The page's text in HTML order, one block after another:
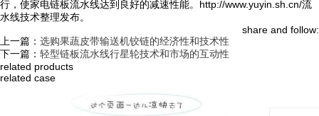
行，使家电链板流水线达到良好的减速性能。http://www.yuyin.sh.cn/流
水线技术整理发布。
share and follow:
上一篇： 选购果蔬皮带输送机铰链的经济性和技术性
下一篇： 轻型链板流水线行星轮技术和市场的互动性
related products
related case